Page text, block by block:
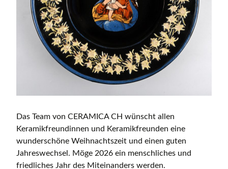
Das Team von CERAMICA CH wünscht allen
Keramikfreundinnen und Keramikfreunden eine
wunderschöne Weihnachtszeit und einen guten
Jahreswechsel. Möge 2026 ein menschliches und
friedliches Jahr des Miteinanders werden.